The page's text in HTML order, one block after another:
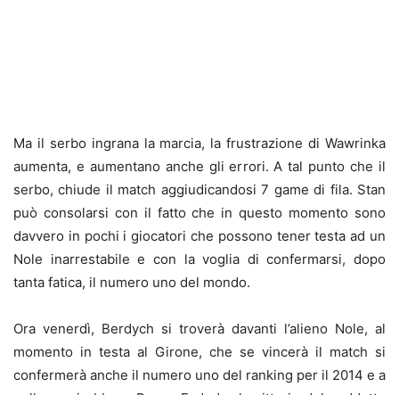
Ma il serbo ingrana la marcia, la frustrazione di Wawrinka
aumenta, e aumentano anche gli errori. A tal punto che il
serbo, chiude il match aggiudicandosi 7 game di fila. Stan
può consolarsi con il fatto che in questo momento sono
davvero in pochi i giocatori che possono tener testa ad un
Nole inarrestabile e con la voglia di confermarsi, dopo
tanta fatica, il numero uno del mondo.
Ora venerdì, Berdych si troverà davanti l’alieno Nole, al
momento in testa al Girone, che se vincerà il match si
confermerà anche il numero uno del ranking per il 2014 e a